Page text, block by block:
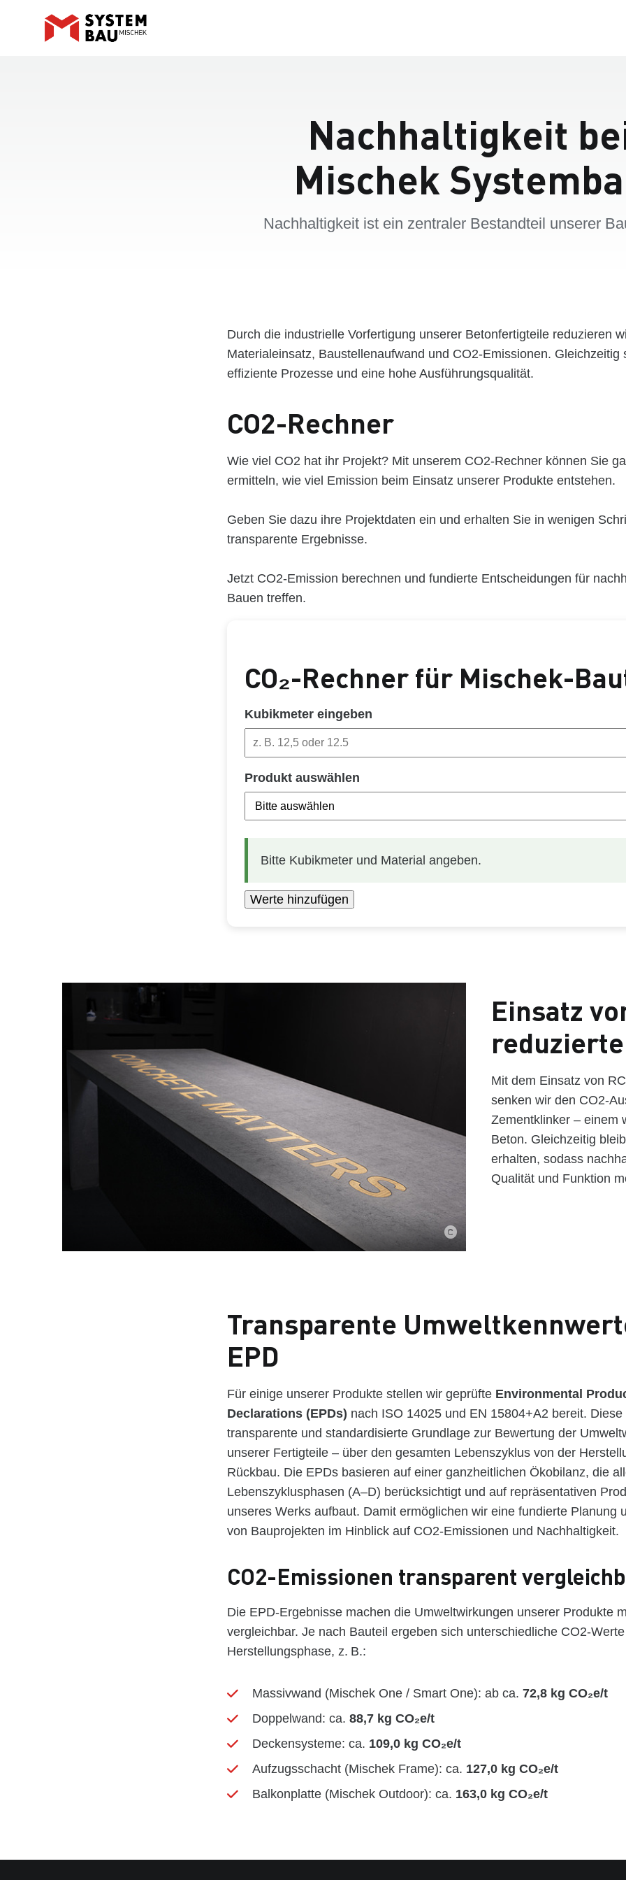
Nachhaltigkeit
Mischek
Nachhaltigkeit ist ein zentraler Bestandteil unserer
Durch die industrielle Vorfertigung unserer Betonfertigteile reduzieren
Materialeinsatz, Baustellenaufwand und CO2-Emissionen. Gleichzeitig
effiziente Prozesse und eine hohe Ausführungsqualität.
CO2-Rechner
Wie viel CO2 hat ihr Projekt? Mit unserem CO2-Rechner können Sie
ermitteln, wie viel Emission beim Einsatz unserer Produkte entstehen.
Geben Sie dazu ihre Projektdaten ein und erhalten Sie in wenigen
transparente Ergebnisse.
Jetzt CO2-Emission berechnen und fundierte Entscheidungen für
Bauen treffen.
CO₂-Rechner für Mischek-
Kubikmeter eingeben
Produkt auswählen
Bitte Kubikmeter und Material angeben.
Werte hinzufügen
Einsatz
Mit dem Einsatz von
senken wir den CO2-
Zementklinker – einem
Beton. Gleichzeitig
erhalten, sodass
Qualität und Funktion
Transparente
EPD
Für einige unserer Produkte stellen wir geprüfte Environmental
Declarations (EPDs) nach ISO 14025 und EN 15804+A2 bereit.
transparente und standardisierte Grundlage zur Bewertung der
unserer Fertigteile – über den gesamten Lebenszyklus von der
Rückbau. Die EPDs basieren auf einer ganzheitlichen Ökobilanz, die
Lebenszyklusphasen (A–D) berücksichtigt und auf repräsentativen
unseres Werks aufbaut. Damit ermöglichen wir eine fundierte Planung
von Bauprojekten im Hinblick auf CO2-Emissionen und Nachhaltigkeit.
CO2-Emissionen transparent
Die EPD-Ergebnisse machen die Umweltwirkungen unserer Produkte
vergleichbar. Je nach Bauteil ergeben sich unterschiedliche
Herstellungsphase, z. B.:
Massivwand (Mischek One / Smart One): ab ca. 72,8 kg CO₂e/t
Doppelwand: ca. 88,7 kg CO₂e/t
Deckensysteme: ca. 109,0 kg CO₂e/t
Aufzugsschacht (Mischek Frame): ca. 127,0 kg CO₂e/t
Balkonplatte (Mischek Outdoor): ca. 163,0 kg CO₂e/t